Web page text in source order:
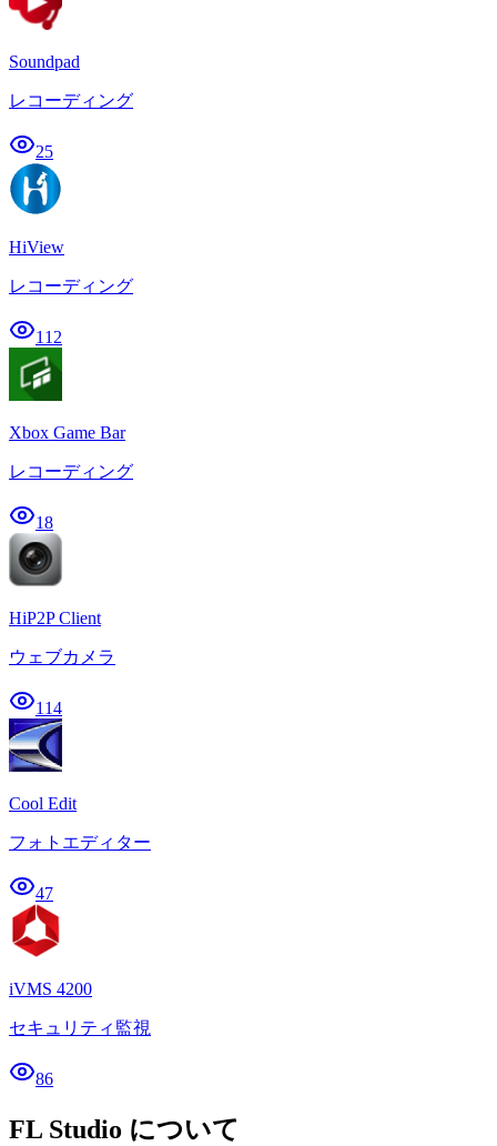
Soundpad
レコーディング
25
HiView
レコーディング
112
Xbox Game Bar
レコーディング
18
HiP2P Client
ウェブカメラ
114
Cool Edit
フォトエディター
47
iVMS 4200
セキュリティ監視
86
FL Studio について